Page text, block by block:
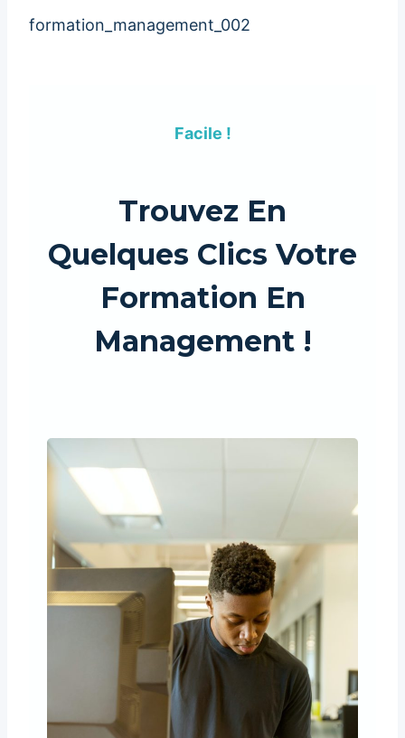
formation_management_002
Facile !
Trouvez En
Quelques Clics Votre
Formation En
Management !